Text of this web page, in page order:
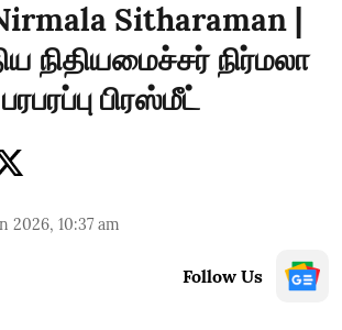
Sitharaman |
நிதியமைச்சர் நிர்மலா
பிரஸ்மீட்
2026, 10:37 am
Follow Us